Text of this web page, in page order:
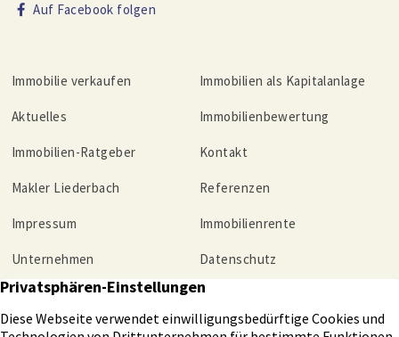
Auf Facebook folgen
Immobilie verkaufen Immobilien als Kapitalanlage
Aktuelles Immobilienbewertung
Immobilien-Ratgeber Kontakt
Makler Liederbach Referenzen
Impressum Immobilienrente
Unternehmen Datenschutz
Tippgeber